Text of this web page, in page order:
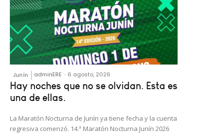
Junín adminERE - 6 agosto, 2026
Hay noches que no se olvidan. Esta es
una de ellas.
La Maratón Nocturna de Junín ya tiene fecha y la cuenta
regresiva comenzó. 14.ª Maratón Nocturna Junín 2026